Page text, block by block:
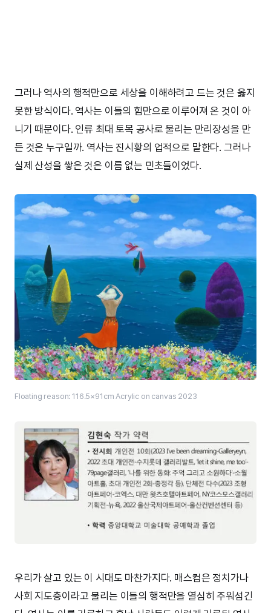
그러나 역사의 행적만으로 세상을 이해하려고 드는 것은 옳지
못한 방식이다. 역사는 이들의 힘만으로 이루어져 온 것이 아
니기 때문이다. 인류 최대 토목 공사로 불리는 만리장성을 만
든 것은 누구일까. 역사는 진시황의 업적으로 말한다. 그러나
실제 산성을 쌓은 것은 이름 없는 민초들이었다.
Floating reason: 116.5×91cm Acrylic on canvas 2023
우리가 살고 있는 이 시대도 마찬가지다. 매스컴은 정치가나
사회 지도층이라고 불리는 이들의 행적만을 열심히 주워섬긴